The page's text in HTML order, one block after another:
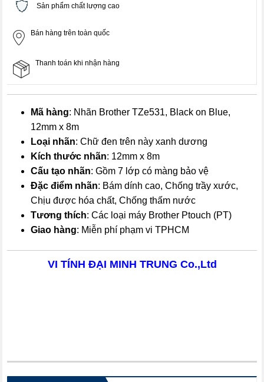
Sản phẩm chất lượng cao
Bán hàng trên toàn quốc
Thanh toán khi nhận hàng
Mã hàng: Nhãn Brother TZe531, Black on Blue,
12mm x 8m
Loại nhãn: Chữ đen trên này xanh dương
Kích thước nhãn: 12mm x 8m
Cấu tạo nhãn: Gồm 7 lớp có màng bảo vệ
Đặc điểm nhãn: Bám dính cao, Chống trầy xước,
Chịu được hóa chất, Chống thấm nước
Tương thích: Các loại máy Brother Ptouch (PT)
Giao hàng: Miễn phí phạm vi TPHCM
VI TÍNH ĐẠI MINH TRUNG Co.,Ltd